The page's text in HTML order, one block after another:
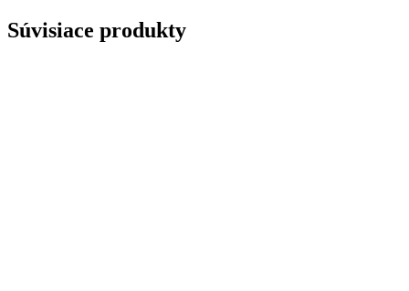
Súvisiace produkty